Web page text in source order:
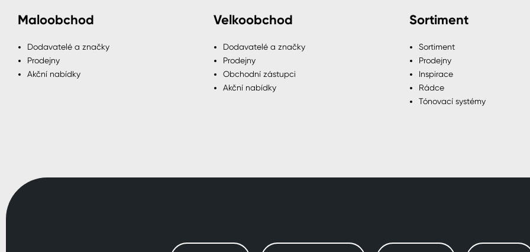
Maloobchod
Dodavatelé a značky
Prodejny
Akční nabídky
Velkoobchod
Dodavatelé a značky
Prodejny
Obchodní zástupci
Akční nabídky
Sortiment
Sortiment
Prodejny
Inspirace
Rádce
Tónovací systémy